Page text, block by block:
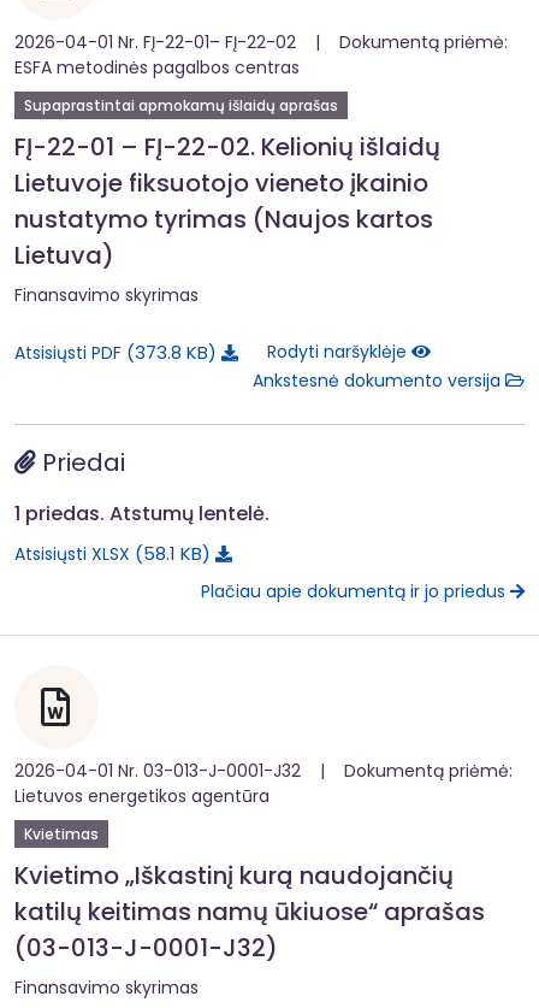
2026-04-01 Nr. FĮ-22-01– FĮ-22-02 | Dokumentą priėmė:
ESFA metodinės pagalbos centras
Supaprastintai apmokamų išlaidų aprašas
FĮ-22-01 – FĮ-22-02. Kelionių išlaidų
Lietuvoje fiksuotojo vieneto įkainio
nustatymo tyrimas (Naujos kartos
Lietuva)
Finansavimo skyrimas
Atsisiųsti PDF 373.8 KB
Rodyti naršyklėje
Ankstesnė dokumento versija
Priedai
1 priedas. Atstumų lentelė.
Atsisiųsti XLSX 58.1 KB
Plačiau apie dokumentą ir jo priedus
2026-04-01 Nr. 03-013-J-0001-J32 | Dokumentą priėmė:
Lietuvos energetikos agentūra
Kvietimas
Kvietimo „Iškastinį kurą naudojančių
katilų keitimas namų ūkiuose“ aprašas
(03-013-J-0001-J32)
Finansavimo skyrimas